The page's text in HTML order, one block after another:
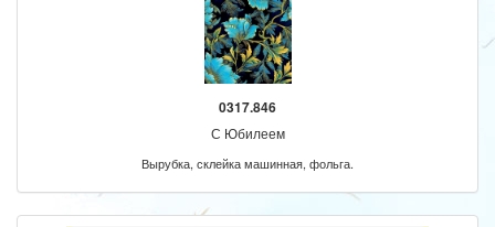
0317.846
С Юбилеем
Вырубка, склейка машинная, фольга.